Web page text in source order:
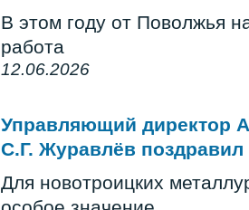
В этом году от Поволжья
работа
12.06.2026
Управляющий директор
С.Г. Журавлёв
Для новотроицких